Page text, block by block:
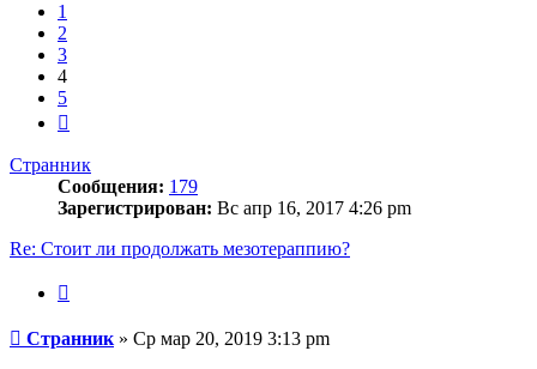
1
2
3
4
5
Странник
Сообщения: 179
Зарегистрирован: Вс апр 16, 2017 4:26 pm
Re: Стоит ли продолжать мезотераппию?
Сообщение
Странник » Ср мар 20, 2019 3:13 pm